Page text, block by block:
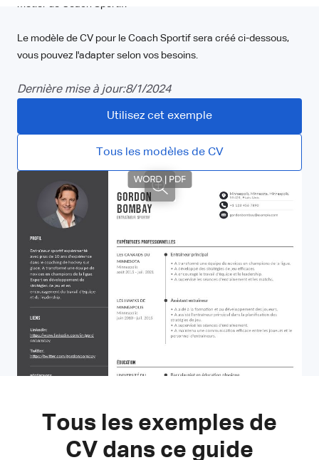
Le modèle de CV pour le Coach Sportif sera créé ci-dessous,
vous pouvez l'adapter selon vos besoins.
Dernière mise à jour:8/1/2024
Utilisez cet exemple
Tous les modèles de CV
Tous les exemples de
CV dans ce guide